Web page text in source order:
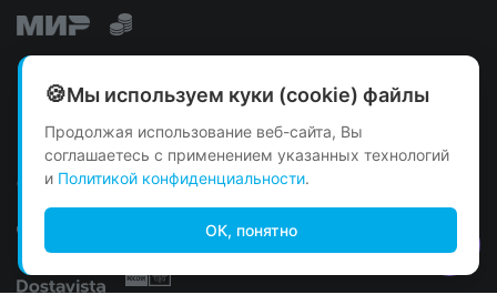
Способы доставки
Мы используем куки (cookie) файлы
Продолжая использование веб-сайта, Вы
соглашаетесь с применением указанных технологий
и Политикой конфиденциальности.
ОК, понятно